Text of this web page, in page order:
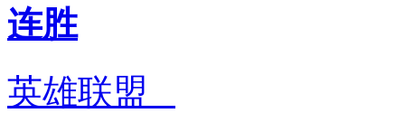
连胜
英雄联盟